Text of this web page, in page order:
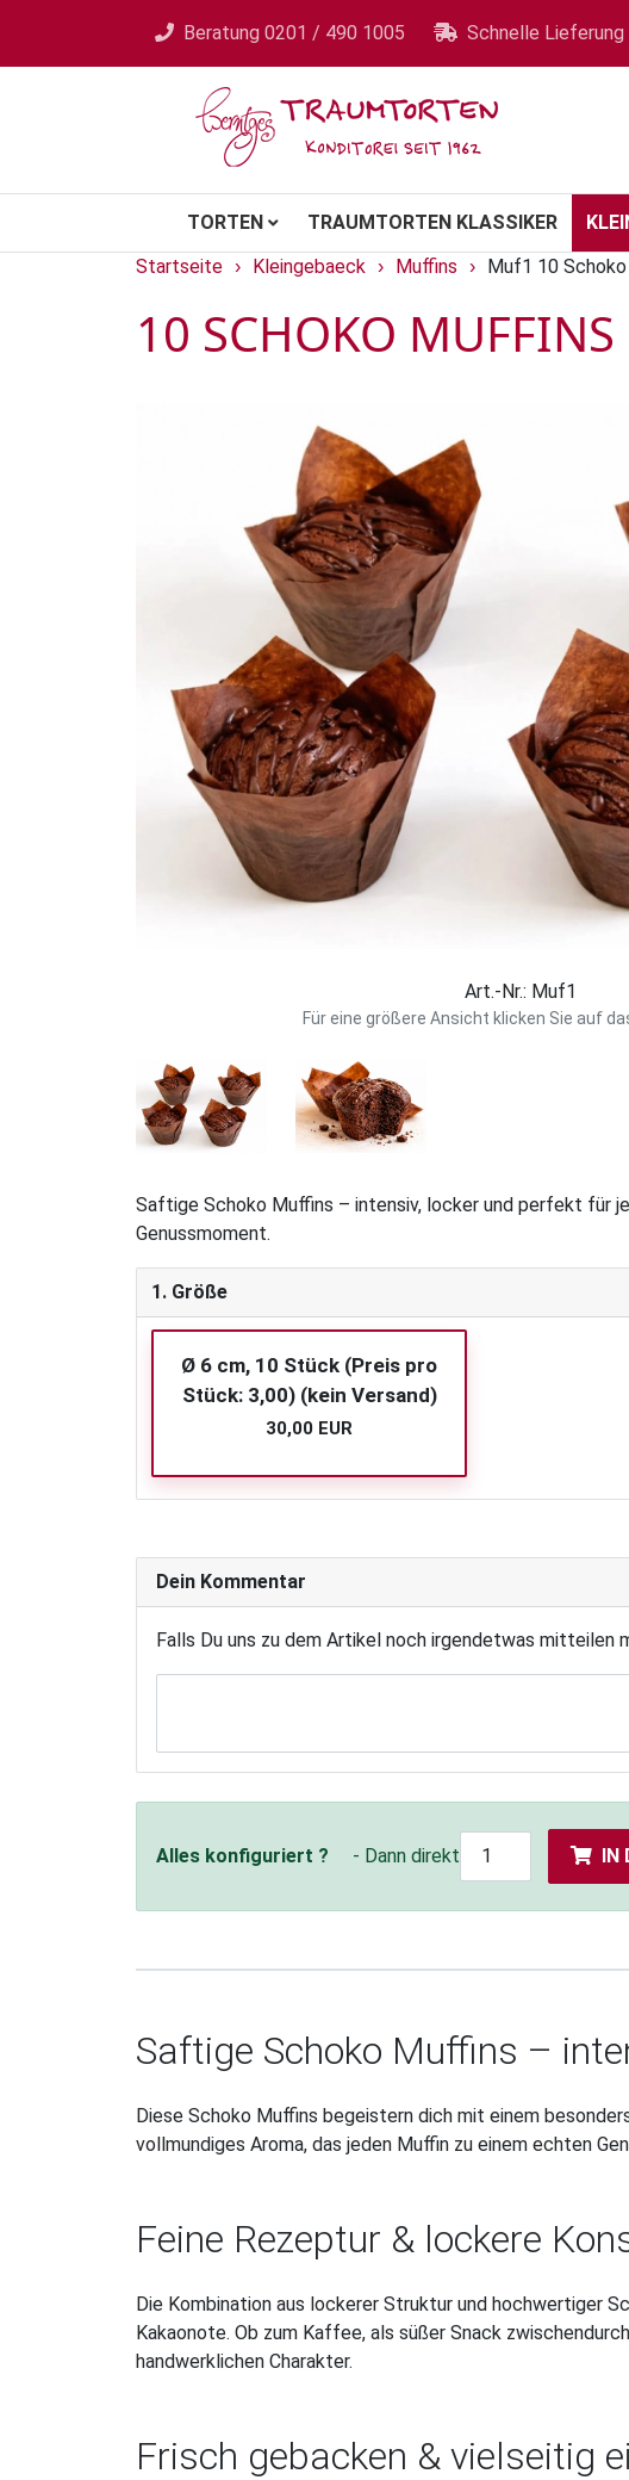
Beratung 0201 / 490 1005 Schnelle Lieferung
TORTEN TRAUMTORTEN KLASSIKER
Startseite › Kleingebaeck › Muffins › Muf1 10
10 SCHOKO MUFFINS
Art.-Nr.: Muf1
Für eine größere Ansicht klicken Sie auf
Saftige Schoko Muffins – intensiv, locker und perfekt für
Genussmoment.
1. Größe
Ø 6 cm, 10 Stück (Preis pro
Stück: 3,00) (kein Versand)
30,00 EUR
Dein Kommentar
Falls Du uns zu dem Artikel noch irgendetwas
Alles konfiguriert ? - Dann direkt IN
Saftige Schoko Muffins –
Diese Schoko Muffins begeistern dich mit einem
vollmundiges Aroma, das jeden Muffin zu einem echten
Feine Rezeptur & lockere
Die Kombination aus lockerer Struktur und hochwertiger
Kakaonote. Ob zum Kaffee, als süßer Snack
handwerklichen Charakter.
Frisch gebacken & vielseitig